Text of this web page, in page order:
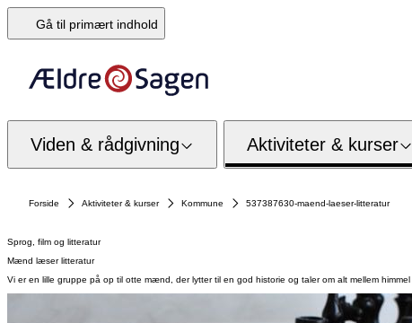
Gå til primært indhold
Viden & rådgivning Aktiviteter & kurser
Forside Aktiviteter & kurser Kommune 537387630-maend-laeser-litteratur
Sprog, film og litteratur
Mænd læser litteratur
Vi er en lille gruppe på op til otte mænd, der lytter til en god historie og taler om alt mellem